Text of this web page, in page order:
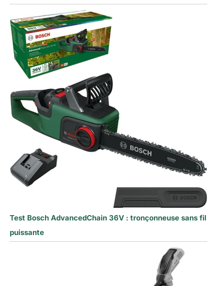
Test Bosch AdvancedChain 36V : tronçonneuse sans fil
puissante